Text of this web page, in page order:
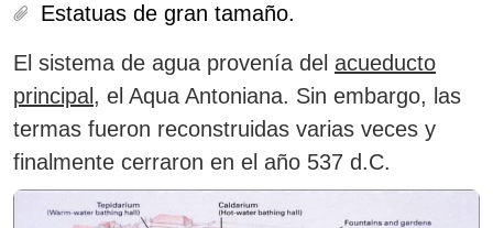
Estatuas de gran tamaño.
El sistema de agua provenía del acueducto
principal , el Aqua Antoniana. Sin embargo, las
termas fueron reconstruidas varias veces y
finalmente cerraron en el año 537 d.C.